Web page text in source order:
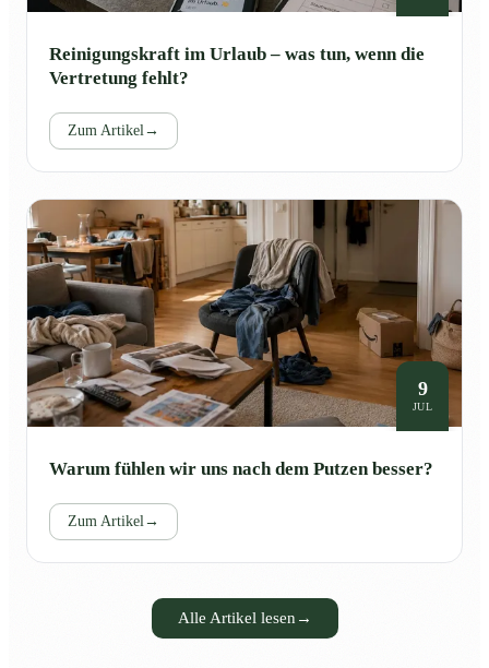
Reinigungskraft im Urlaub – was tun, wenn die
Vertretung fehlt?
Zum Artikel →
9
JUL
Warum fühlen wir uns nach dem Putzen besser?
Zum Artikel →
Alle Artikel lesen →